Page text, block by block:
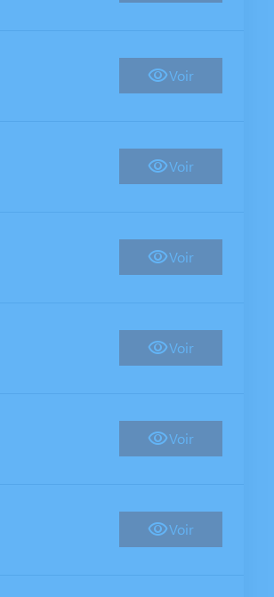
Voir
Voir
Voir
Voir
Voir
Voir